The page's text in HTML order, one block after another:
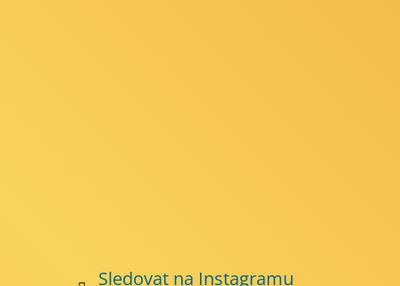
Sledovat na Instagramu